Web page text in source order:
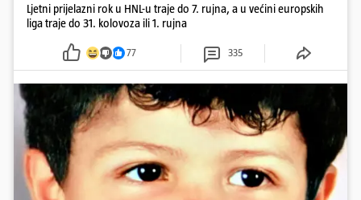
Ljetni prijelazni rok u HNL-u traje do 7. rujna, a u većini europskih
liga traje do 31. kolovoza ili 1. rujna
77 335